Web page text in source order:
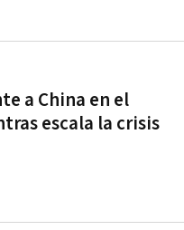
a China en el
escala la crisis